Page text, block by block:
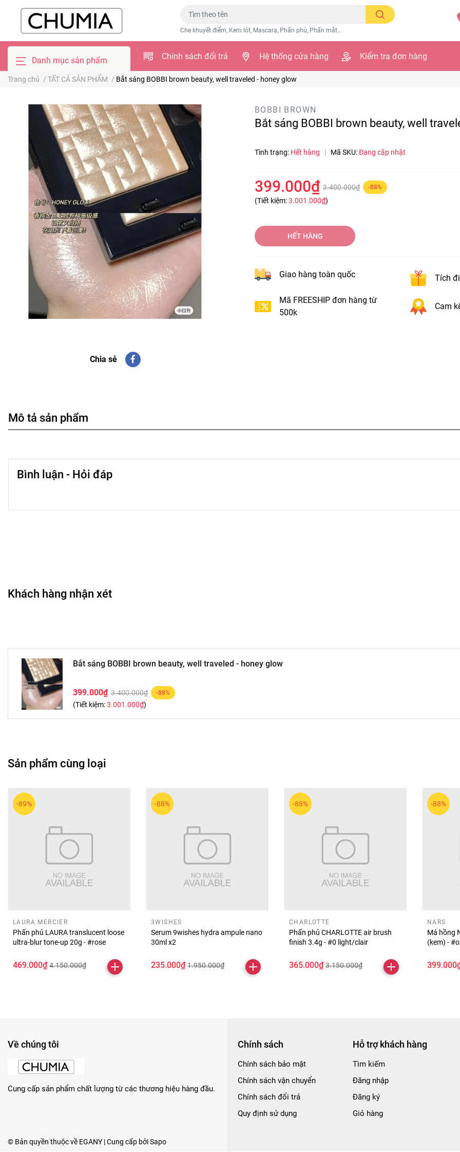
Che khuyết điểm, Kem lót, Mascara, Phấn phủ, Phấn mắt...
Danh mục sản phẩm Chính sách đổi trả Hệ thống cửa hàng Kiểm tra đơn hàng
Trang chủ / TẤT CẢ SẢN PHẨM / Bắt sáng BOBBI brown beauty, well traveled - honey glow
Chia sẻ
BOBBI BROWN
Bắt sáng BOBBI brown beauty, well
Tình trạng: Hết hàng | Mã SKU:Đang cập nhật
399.000₫ 3.400.000₫ -88%
(Tiết kiệm:3.001.000₫)
HẾT HÀNG
Giao hàng toàn quốc Tích
Mã FREESHIP đơn hàng từ
500k
Cam
Mô tả sản phẩm
Bình luận - Hỏi đáp
Khách hàng nhận xét
Bắt sáng BOBBI brown beauty, well traveled - honey glow
399.000₫ 3.400.000₫ -88%
(Tiết kiệm:3.001.000₫)
Sản phẩm cùng loại
-89%
LAURA MERCIER
Phấn phủ LAURA translucent loose
ultra-blur tone-up 20g - #rose
469.000₫ 4.150.000₫
-88%
3WISHES
Serum 9wishes hydra ampule nano
30ml x2
235.000₫ 1.950.000₫
-88%
CHARLOTTE
Phấn phủ CHARLOTTE air brush
finish 3.4g - #0 light/clair
365.000₫ 3.150.000₫
-88%
NARS
Má hồng
(kem) -
Về chúng tôi
Cung cấp sản phẩm chất lượng từ các thương hiệu hàng đầu.
Chính sách
Chính sách bảo mật
Chính sách vận chuyển
Chính sách đổi trả
Quy định sử dụng
Hỗ trợ khách hàng
Tìm kiếm
Đăng nhập
Đăng ký
Giỏ hàng
© Bản quyền thuộc về EGANY | Cung cấp bởiSapo